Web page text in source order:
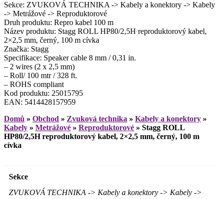
Sekce: ZVUKOVÁ TECHNIKA -> Kabely a konektory -> Kabely
-> Metrážové -> Reproduktorové
Druh produktu: Repro kabel 100 m
Název produktu: Stagg ROLL HP80/2,5H reproduktorový kabel,
2×2,5 mm, černý, 100 m cívka
Značka: Stagg
Specifikace: Speaker cable 8 mm / 0,31 in.
– 2 wires (2 x 2,5 mm)
– Roll/ 100 mtr / 328 ft.
– ROHS compliant
Kod produktu: 25015795
EAN: 5414428157959
Domů » Obchod » Zvuková technika » Kabely a konektory »
Kabely » Metrážové » Reproduktorové » Stagg ROLL
HP80/2,5H reproduktorový kabel, 2×2,5 mm, černý, 100 m
cívka
Sekce
ZVUKOVÁ TECHNIKA -> Kabely a konektory -> Kabely ->